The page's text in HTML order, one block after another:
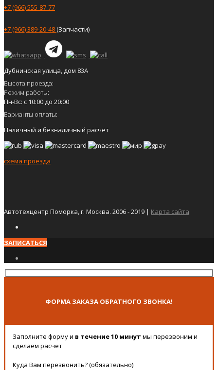
+7 (966) 555-87-77
+7 (966) 389-20-48(Запчасти)
Дубнинская улица, дом 83А
Высота проезда:
Режим работы:
Пн-Вс: с 10:00 до 20:00
Варианты оплаты:
Наличный и безналичный расчёт
схема проезда
Автотехцентр Поморка, г. Москва. 2006 - 2019 | Карта сайта
ЗАПИСАТЬСЯ
ФОРМА ЗАКАЗА ОБРАТНОГО ЗВОНКА!
Заполните форму и в течение 10 минут мы перезвоним и
сделаем расчёт
Куда Вам перезвонить? (обязательно)